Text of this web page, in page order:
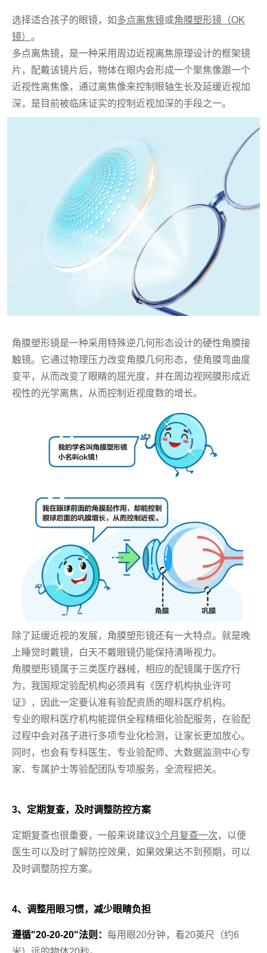
选择适合孩子的眼镜，如多点离焦镜或角膜塑形镜（OK
镜） 。
多点离焦镜，是一种采用周边近视离焦原理设计的框架镜
片，配戴该镜片后，物体在眼内会形成一个聚焦像跟一个
近视性离焦像，通过离焦像来控制眼轴生长及延缓近视加
深，是目前被临床证实的控制近视加深的手段之一。
角膜塑形镜是一种采用特殊逆几何形态设计的硬性角膜接
触镜。它通过物理压力改变角膜几何形态，使角膜弯曲度
变平，从而改变了眼睛的屈光度，并在周边视网膜形成近
视性的光学离焦，从而控制近视度数的增长。
除了延缓近视的发展，角膜塑形镜还有一大特点。就是晚
上睡觉时戴镜，白天不戴眼镜仍能保持清晰视力。
角膜塑形镜属于三类医疗器械，相应的配镜属于医疗行
为，我国规定验配机构必须具有《医疗机构执业许可
证》，因此一定要认准有验配资质的眼科医疗机构。
专业的眼科医疗机构能提供全程精细化验配服务，在验配
过程中会对孩子进行多项专业化检测，让家长更加放心。
同时，也会有专科医生、专业验配师、大数据监测中心专
家、专属护士等验配团队专项服务，全流程把关。
3、定期复查，及时调整防控方案
定期复查也很重要，一般来说建议3个月复查一次 ，以便
医生可以及时了解防控效果，如果效果达不到预期，可以
及时调整防控方案。
4、调整用眼习惯，减少眼睛负担
遵循"20-20-20"法则： 每用眼20分钟，看20英尺（约6